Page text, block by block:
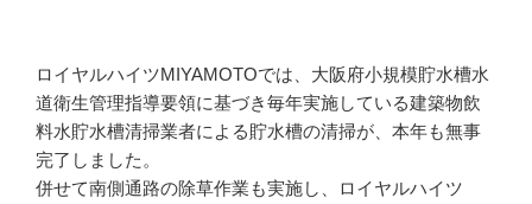
ロイヤルハイツMIYAMOTOでは、大阪府小規模貯水槽水
道衛生管理指導要領に基づき毎年実施している建築物飲
料水貯水槽清掃業者による貯水槽の清掃が、本年も無事
完了しました。
併せて南側通路の除草作業も実施し、ロイヤルハイツ